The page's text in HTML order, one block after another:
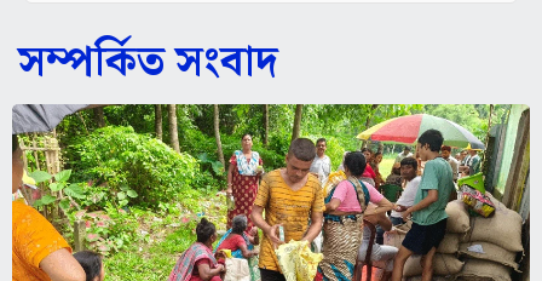
সম্পর্কিত সংবাদ